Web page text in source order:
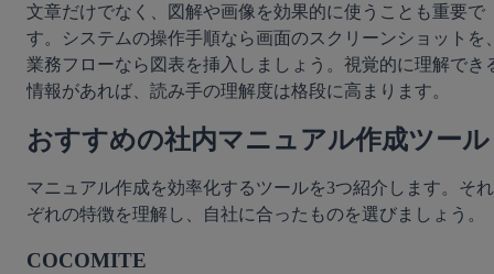
文章だけでなく、図解や画像を効果的に使うことも重要で
す。システムの操作手順なら画面のスクリーンショットを
業務フローなら図表を挿入しましょう。視覚的に理解でき
情報があれば、読み手の理解度は格段に高まります。
おすすめの社内マニュアル作成ツール
マニュアル作成を効率化するツールを3つ紹介します。それ
ぞれの特徴を理解し、自社に合ったものを選びましょう。
COCOMITE